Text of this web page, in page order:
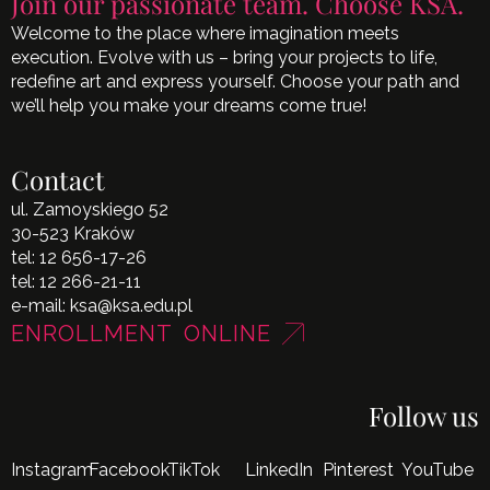
Welcome to the place where imagination meets
execution. Evolve with us – bring your projects to life,
redefine art and express yourself. Choose your path and
we’ll help you make your dreams come true!
Contact
ul. Zamoyskiego 52
30-523 Kraków
tel: 12 656-17-26
tel: 12 266-21-11
e-mail: ksa@ksa.edu.pl
ENROLLMENT ONLINE
Follow us
InstagramFacebookTikTok LinkedIn Pinterest YouTube